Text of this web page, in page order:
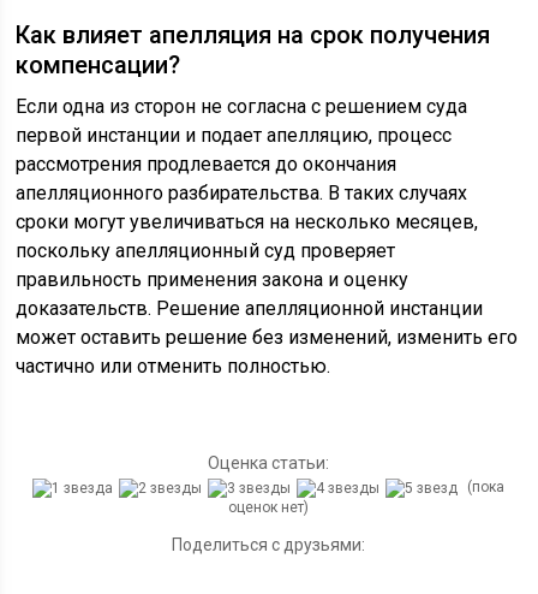
Как влияет апелляция на срок получения
компенсации?
Если одна из сторон не согласна с решением суда
первой инстанции и подает апелляцию, процесс
рассмотрения продлевается до окончания
апелляционного разбирательства. В таких случаях
сроки могут увеличиваться на несколько месяцев,
поскольку апелляционный суд проверяет
правильность применения закона и оценку
доказательств. Решение апелляционной инстанции
может оставить решение без изменений, изменить его
частично или отменить полностью.
Оценка статьи:
(пока
оценок нет)
Поделиться с друзьями: